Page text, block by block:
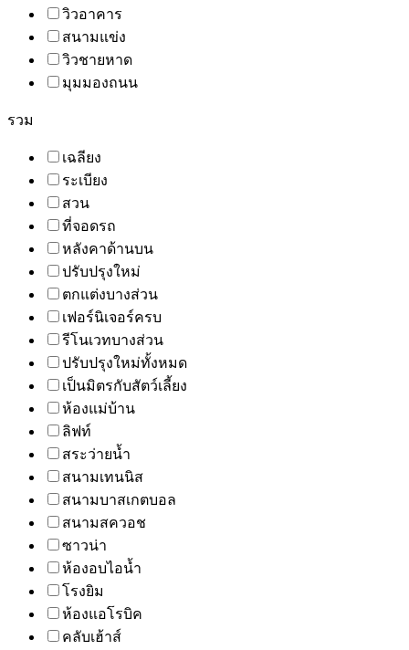
วิวอาคาร
สนามแข่ง
วิวชายหาด
มุมมองถนน
รวม
เฉลียง
ระเบียง
สวน
ที่จอดรถ
หลังคาด้านบน
ปรับปรุงใหม่
ตกแต่งบางส่วน
เฟอร์นิเจอร์ครบ
รีโนเวทบางส่วน
ปรับปรุงใหม่ทั้งหมด
เป็นมิตรกับสัตว์เลี้ยง
ห้องแม่บ้าน
ลิฟท์
สระว่ายน้ำ
สนามเทนนิส
สนามบาสเกตบอล
สนามสควอช
ซาวน่า
ห้องอบไอน้ำ
โรงยิม
ห้องแอโรบิค
คลับเฮ้าส์